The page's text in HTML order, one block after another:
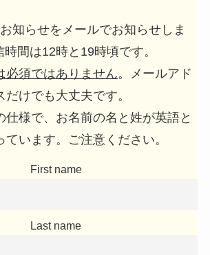
知らせをメールでお知らせしま
間は12時と19時頃です。
必須ではありません。メールアド
だけでも大丈夫です。
仕様で、お名前の名と姓が英語と
ています。ご注意ください。
First name
Last name